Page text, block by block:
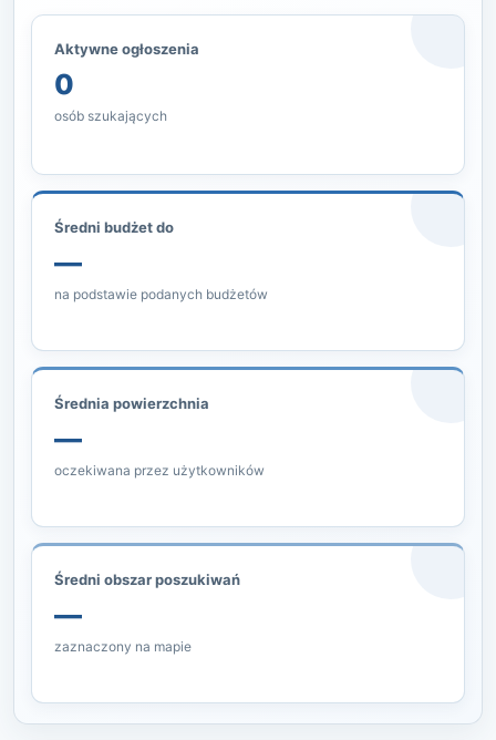
Aktywne ogłoszenia
0
osób szukających
Średni budżet do
—
na podstawie podanych budżetów
Średnia powierzchnia
—
oczekiwana przez użytkowników
Średni obszar poszukiwań
—
zaznaczony na mapie